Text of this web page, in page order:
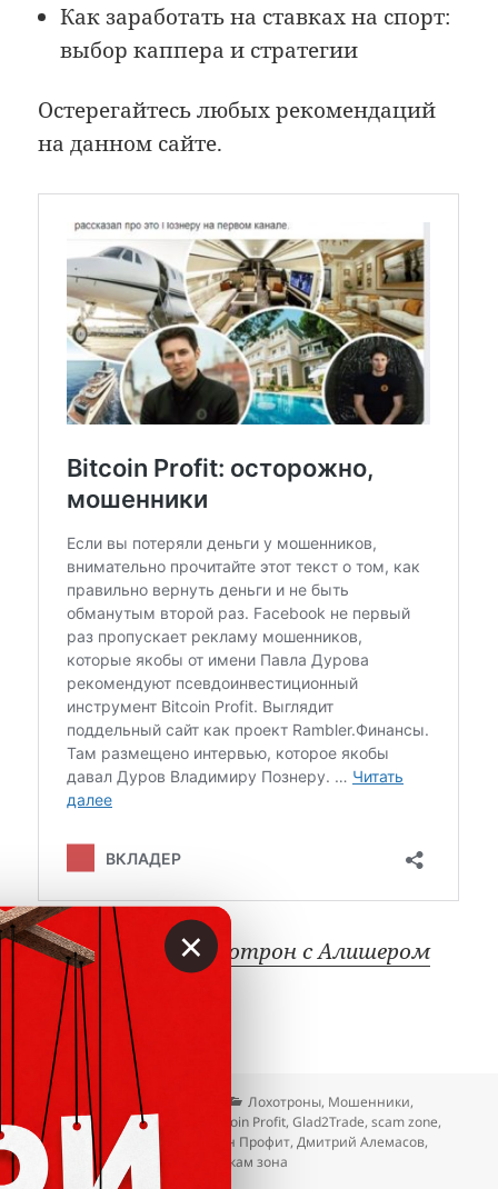
Как заработать на ставках на спорт:
выбор каппера и стратегии
Остерегайтесь любых рекомендаций
на данном сайте.
Bitcoin Code: лохотрон с Алишером
Усмановым
Опубликовано
03.01.2020 Рубрики
Лохотроны, Мошенники,
Отзывы
Метки
Bitcoin Code Bitcoin Profit,Glad2Trade,scam zone,
Алексей Дощинский
Биткоин Профит,Дмитрий Алемасов,
Конструктор свободы
скам зона
×